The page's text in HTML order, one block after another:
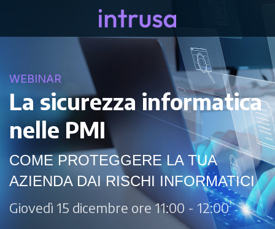
WEBINAR
La sicurezza informatica
nelle PMI
COME PROTEGGERE LA TUA
AZIENDA DAI RISCHI INFORMATICI
Giovedì 15 dicembre ore 11:00 - 12:00